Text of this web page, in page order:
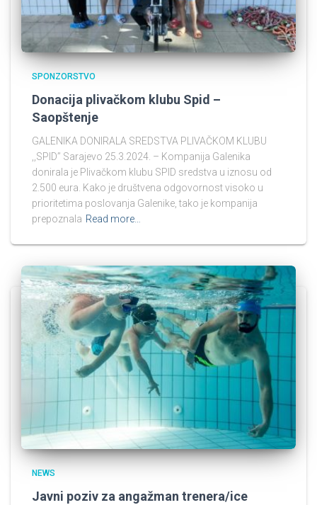
SPONZORSTVO
Donacija plivačkom klubu Spid –
Saopštenje
GALENIKA DONIRALA SREDSTVA PLIVAČKOM KLUBU
,,SPID’’ Sarajevo 25.3.2024. – Kompanija Galenika
donirala je Plivačkom klubu SPID sredstva u iznosu od
2.500 eura. Kako je društvena odgovornost visoko u
prioritetima poslovanja Galenike, tako je kompanija
prepoznala Read more…
NEWS
Javni poziv za angažman trenera/ice